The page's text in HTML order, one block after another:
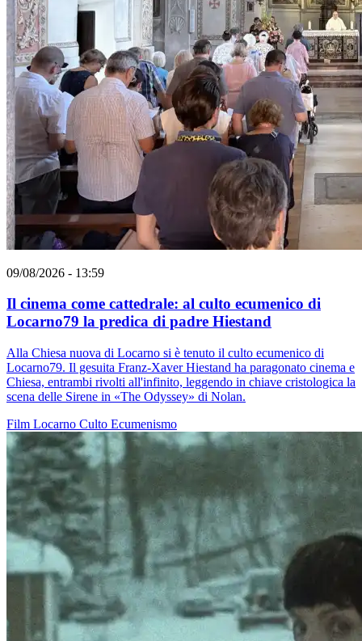
09/08/2026 - 13:59
Il cinema come cattedrale: al culto ecumenico di
Locarno79 la predica di padre Hiestand
Alla Chiesa nuova di Locarno si è tenuto il culto ecumenico di
Locarno79. Il gesuita Franz-Xaver Hiestand ha paragonato cinema e
Chiesa, entrambi rivolti all'infinito, leggendo in chiave cristologica la
scena delle Sirene in «The Odyssey» di Nolan.
Film Locarno Culto Ecumenismo